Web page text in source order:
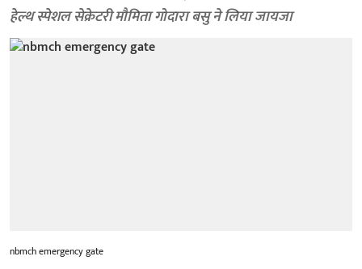
हेल्थ स्पेशल सेक्रेटरी मौमिता गोदारा बसु ने लिया जायजा
nbmch emergency gate